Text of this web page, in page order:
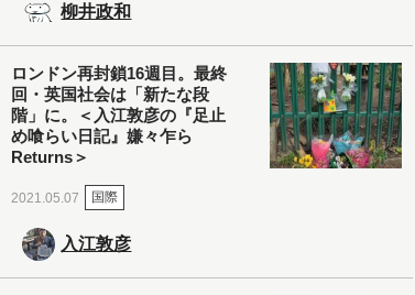
柳井政和
ロンドン再封鎖16週目。最終
回・英国社会は「新たな段
階」に。＜入江敦彦の『足止
め喰らい日記』嫌々乍ら
Returns＞
2021.05.07 国際
入江敦彦